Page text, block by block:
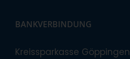
BANKVERBINDUNG
Kreissparkasse Göppingen